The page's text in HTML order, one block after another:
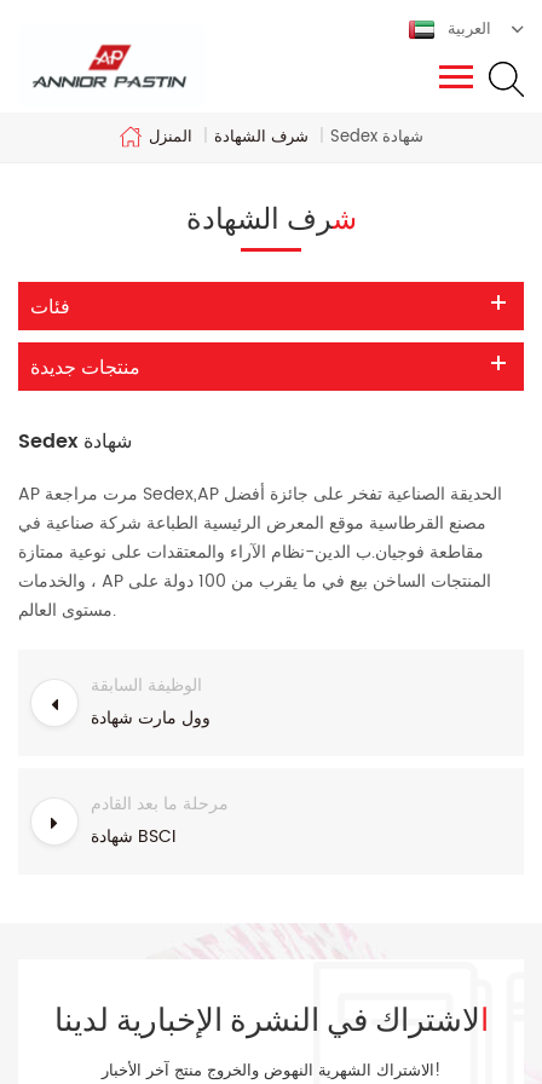
العربية
المنزل | شرف الشهادة | Sedex شهادة
شرف الشهادة
فئات
منتجات جديدة
Sedex شهادة
AP مرت مراجعة Sedex,AP الحديقة الصناعية تفخر على جائزة أفضل
مصنع القرطاسية موقع المعرض الرئيسية الطباعة شركة صناعية في
مقاطعة فوجيان.ب الدين-نظام الآراء والمعتقدات على نوعية ممتازة
والخدمات ، AP المنتجات الساخن بيع في ما يقرب من 100 دولة على
مستوى العالم.
الوظيفة السابقة
وول مارت شهادة
مرحلة ما بعد القادم
شهادة BSCI
الاشتراك في النشرة الإخبارية لدينا
الاشتراك الشهرية النهوض والخروج منتج آخر الأخبار!